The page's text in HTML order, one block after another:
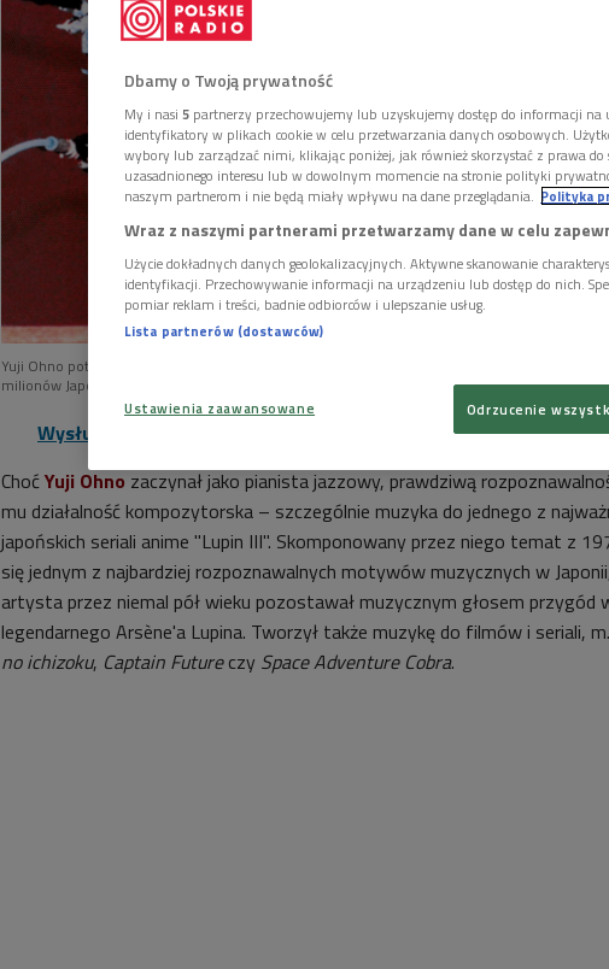
Yuji Ohno potrafił połączyć miłość do tradycji z niezwykłym wyczuciem melodii i sprawić, że
milionów Japończyków za pośrednictwem ekranów telewizorów
Foto: Nippon Columbia/
Wysłuchaj audycji "Nocna strefa"<<<
ChoćYuji Ohno zaczynał jako pianista jazzowy, prawdziwą
mu działalność kompozytorska – szczególnie muzyka do jednego z
japońskich seriali anime "Lupin III". Skomponowany przez niego temat z
się jednym z najbardziej rozpoznawalnych motywów muzycznych w
artysta przez niemal pół wieku pozostawał muzycznym głosem przygód
legendarnego Arsène'a Lupina. Tworzył także muzykę do filmów i seriali,
no ichizoku, Captain Futureczy Space Adventure Cobra.
Dbamy o Twoją prywatność
My i nasi 5 partnerzy przechowujemy lub uzyskujemy dostęp do informacji
identyfikatory w plikach cookie w celu przetwarzania danych osobowych.
wybory lub zarządzać nimi, klikając poniżej, jak również skorzystać z prawa
uzasadnionego interesu lub w dowolnym momencie na stronie polityki
naszym partnerom i nie będą miały wpływu na dane przeglądania. Polityka
Wraz z naszymi partnerami przetwarzamy dane w celu
Użycie dokładnych danych geolokalizacyjnych. Aktywne skanowanie
identyfikacji. Przechowywanie informacji na urządzeniu lub dostęp do nich.
pomiar reklam i treści, badnie odbiorców i ulepszanie usług.
Lista partnerów (dostawców)
Ustawienia zaawansowane Odrzucenie